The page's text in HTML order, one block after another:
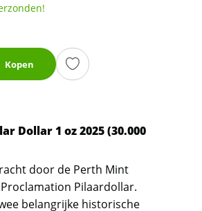
Kopen
Dollar 1 oz 2025 (30.000
door de Perth Mint
Pilaardollar.
belangrijke historische